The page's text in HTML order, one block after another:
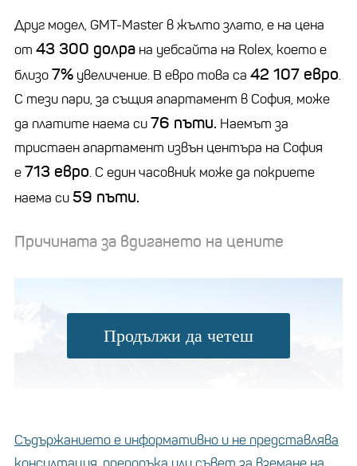
Друг модел, GMT-Master в жълто злато, е на цена
от 43 300 долра на уебсайта на Rolex, което е
близо7% увеличение. В евро това са 42 107 евро.
С тези пари, за същия апартамент в София, може
да платите наема си76 пъти. Наемът за
тристаен апартамент извън центъра на София
е713 евро. С един часовник може да покриете
наема си59 пъти.
Причината за вдигането на цените
Продължи да четеш
Съдържанието е информативно и не представлява